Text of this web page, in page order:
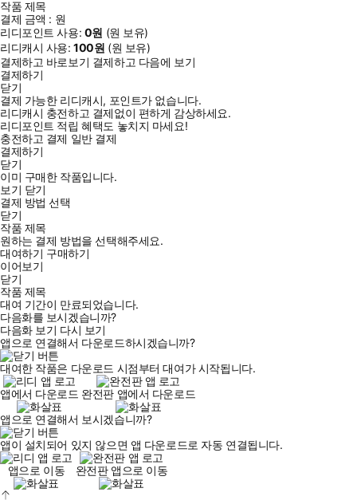
작품 제목
결제 금액 : 원
리디포인트 사용: 0원 (원 보유)
리디캐시 사용:100원 (원 보유)
결제하고 바로보기 결제하고 다음에 보기
결제하기
닫기
결제 가능한 리디캐시, 포인트가 없습니다.
리디캐시 충전하고 결제없이 편하게 감상하세요.
리디포인트 적립 혜택도 놓치지 마세요!
충전하고 결제 일반 결제
결제하기
닫기
이미 구매한 작품입니다.
보기 닫기
결제 방법 선택
닫기
작품 제목
원하는 결제 방법을 선택해주세요.
대여하기 구매하기
이어보기
닫기
작품 제목
대여 기간이 만료되었습니다.
다음화를 보시겠습니까?
다음화 보기 다시 보기
앱으로 연결해서 다운로드하시겠습니까?
대여한 작품은 다운로드 시점부터 대여가 시작됩니다.
앱에서 다운로드 완전판 앱에서 다운로드
앱으로 연결해서 보시겠습니까?
앱이 설치되어 있지 않으면 앱 다운로드로 자동 연결됩니다.
앱으로 이동
완전판 앱으로 이동